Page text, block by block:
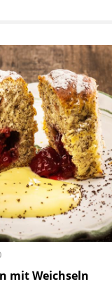
mit Weichseln